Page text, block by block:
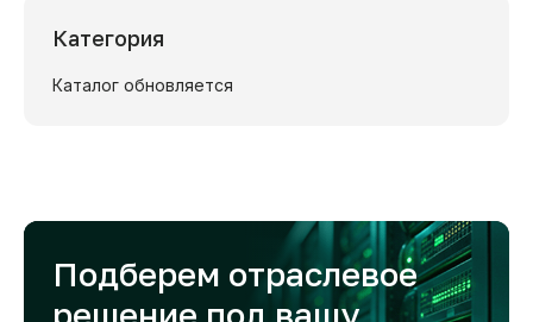
Категория
Каталог обновляется
Подберем отраслевое